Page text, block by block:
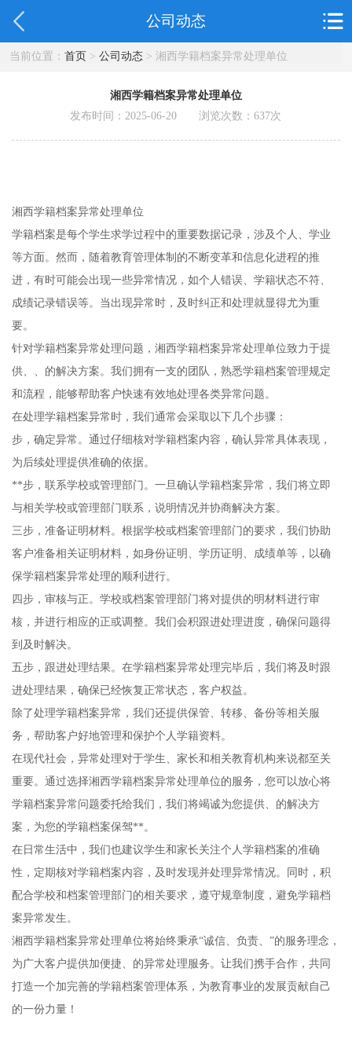
公司动态
当前位置： 首页> 公司动态> 湘西学籍档案异常处理单位
湘西学籍档案异常处理单位
发布时间：2025-06-20 浏览次数：637次
湘西学籍档案异常处理单位
学籍档案是每个学生求学过程中的重要数据记录，涉及个人、学业
等方面。然而，随着教育管理体制的不断变革和信息化进程的推
进，有时可能会出现一些异常情况，如个人错误、学籍状态不符、
成绩记录错误等。当出现异常时，及时纠正和处理就显得尤为重
要。
针对学籍档案异常处理问题，湘西学籍档案异常处理单位致力于提
供、、的解决方案。我们拥有一支的团队，熟悉学籍档案管理规定
和流程，能够帮助客户快速有效地处理各类异常问题。
在处理学籍档案异常时，我们通常会采取以下几个步骤：
步，确定异常。通过仔细核对学籍档案内容，确认异常具体表现，
为后续处理提供准确的依据。
**步，联系学校或管理部门。一旦确认学籍档案异常，我们将立即
与相关学校或管理部门联系，说明情况并协商解决方案。
三步，准备证明材料。根据学校或档案管理部门的要求，我们协助
客户准备相关证明材料，如身份证明、学历证明、成绩单等，以确
保学籍档案异常处理的顺利进行。
四步，审核与正。学校或档案管理部门将对提供的明材料进行审
核，并进行相应的正或调整。我们会积跟进处理进度，确保问题得
到及时解决。
五步，跟进处理结果。在学籍档案异常处理完毕后，我们将及时跟
进处理结果，确保已经恢复正常状态，客户权益。
除了处理学籍档案异常，我们还提供保管、转移、备份等相关服
务，帮助客户好地管理和保护个人学籍资料。
在现代社会，异常处理对于学生、家长和相关教育机构来说都至关
重要。通过选择湘西学籍档案异常处理单位的服务，您可以放心将
学籍档案异常问题委托给我们，我们将竭诚为您提供、的解决方
案，为您的学籍档案保驾**。
在日常生活中，我们也建议学生和家长关注个人学籍档案的准确
性，定期核对学籍档案内容，及时发现并处理异常情况。同时，积
配合学校和档案管理部门的相关要求，遵守规章制度，避免学籍档
案异常发生。
湘西学籍档案异常处理单位将始终秉承“诚信、负责、”的服务理念，
为广大客户提供加便捷、的异常处理服务。让我们携手合作，共同
打造一个加完善的学籍档案管理体系，为教育事业的发展贡献自己
的一份力量！